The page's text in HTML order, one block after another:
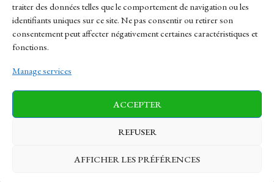
traiter des données telles que le comportement de navigation ou les
identifiants uniques sur ce site. Ne pas consentir ou retirer son
consentement peut affecter négativement certaines caractéristiques et
fonctions.
Manage services
ACCEPTER
REFUSER
AFFICHER LES PRÉFÉRENCES
Contact
Sitemap
News Finance-Marches Politics
Business Tech Health Sports Travel
© 1997-2026 - lepolitique.net. All Rights Reserved.